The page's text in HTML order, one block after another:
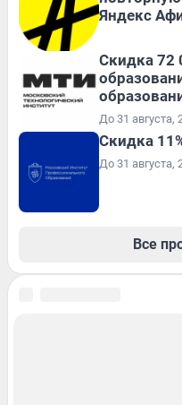
Яндекс
Скидка 72
До 31 августа,
Скидка
До 31 августа,
Все